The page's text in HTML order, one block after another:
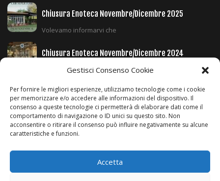
Gestisci Consenso Cookie
Per fornire le migliori esperienze, utilizziamo tecnologie come i cookie
per memorizzare e/o accedere alle informazioni del dispositivo. Il
consenso a queste tecnologie ci permetterà di elaborare dati come il
comportamento di navigazione o ID unici su questo sito. Non
acconsentire o ritirare il consenso può influire negativamente su alcune
caratteristiche e funzioni.
Accetta
Chiusura Enoteca Novembre/Dicembre 2025
Volevamo informarvi che
Chiusura Enoteca Novembre/Dicembre 2024
Volevamo informarvi che
Orari E Prenotazioni Durante Il Periodo Invernale
Si comunica ai clienti
SEGUICI SUI SOCIAL